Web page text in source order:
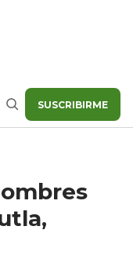
Buscar SUSCRIBIRME